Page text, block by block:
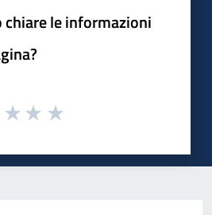
chiare le informazioni